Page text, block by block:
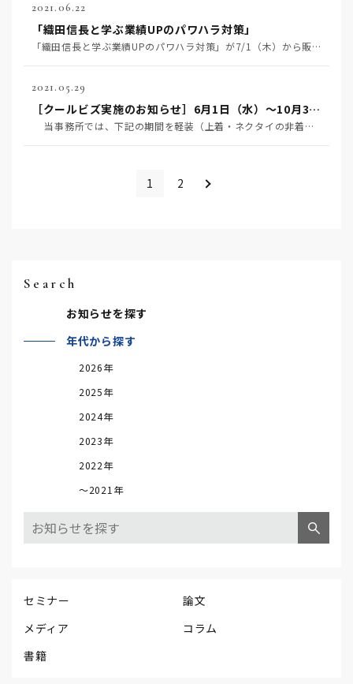
2021.06.22
「織田信長と学ぶ業績UPのパワハラ対策」
「織田信長と学ぶ業績UPのパワハラ対策」が7/1（木）から販売開始となります。 予告編動画を、下記(…
2021.05.29
［クールビズ実施のお知らせ］6月1日（水）～10月30日（金）
当事務所では、下記の期間を軽装（上着・ネクタイの非着用）での勤務とさせていただきます。 ご来所い…
1 2
Search
お知らせを探す
年代から探す
2026年
2025年
2024年
2023年
2022年
～2021年
セミナー
論文
メディア
コラム
書籍